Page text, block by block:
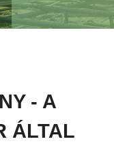
- A
ÁLTAL